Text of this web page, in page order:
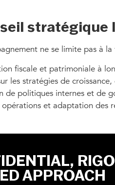
stratégique
ne se limite pas à
fiscale et patrimoniale à
les stratégies de
de politiques internes et de
opérations et adaptation des
APPROACH